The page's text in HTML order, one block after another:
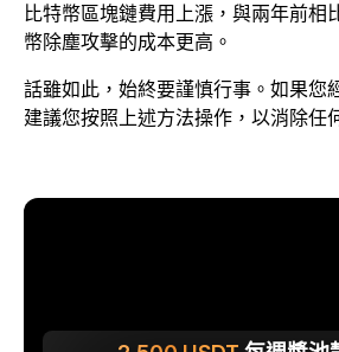
比特幣區塊鏈費用上漲，與兩年前相
幣除塵攻擊的成本更高。
話雖如此，始終要謹慎行事。如果您
建議您按照上述方法操作，以消除任